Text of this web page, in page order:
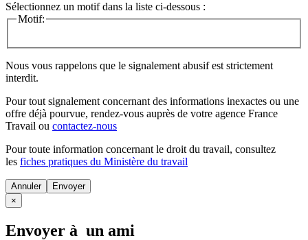
Sélectionnez un motif dans la liste ci-dessous :
Motif:
Nous vous rappelons que le signalement abusif est strictement
interdit.
Pour tout signalement concernant des informations inexactes ou une
offre déjà pourvue, rendez-vous auprès de votre agence France
Travail ou contactez-nous
Pour toute information concernant le droit du travail, consultez
les fiches pratiques du Ministère du travail
Annuler
×
Envoyer à un ami